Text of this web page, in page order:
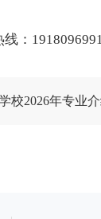
：
校2026年专业